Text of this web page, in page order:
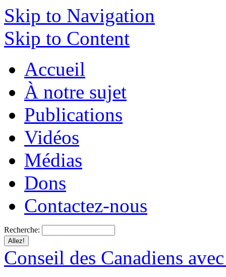
Skip to Navigation
Skip to Content
Accueil
À notre sujet
Publications
Vidéos
Médias
Dons
Contactez-nous
Recherche:
Conseil des Canadiens